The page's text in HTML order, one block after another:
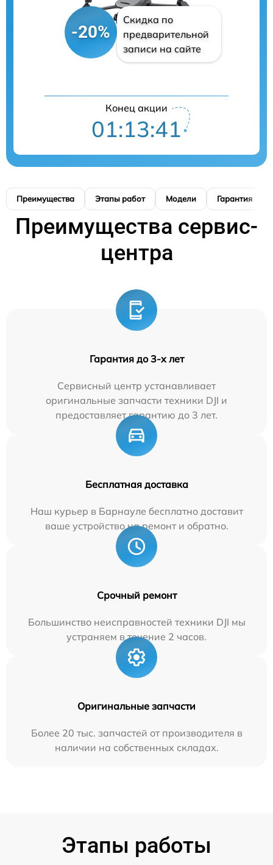
-20%
Скидка по
предварительной
записи на сайте
Конец акции
01:13:40
Преимущества Этапы работ Модели Гарантия
Преимущества сервис-
центра
Гарантия до 3-х лет
Сервисный центр устанавливает
оригинальные запчасти техники DJI и
предоставляет гарантию до 3 лет.
Бесплатная доставка
Наш курьер в Барнауле бесплатно доставит
ваше устройство на ремонт и обратно.
Срочный ремонт
Большинство неисправностей техники DJI мы
устраняем в течение 2 часов.
Оригинальные запчасти
Более 20 тыс. запчастей от производителя в
наличии на собственных складах.
Этапы работы